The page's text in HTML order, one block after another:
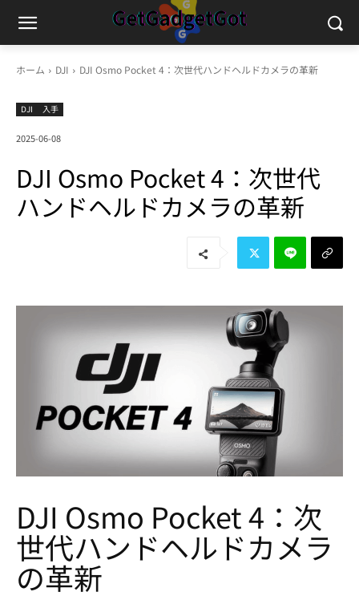
ホーム DJI DJI Osmo Pocket 4：次世代ハンドヘルドカメラの革新
DJI 入手
2025-06-08
DJI Osmo Pocket 4：次世代
ハンドヘルドカメラの革新
DJI Osmo Pocket 4：次
世代ハンドヘルドカメラ
の革新